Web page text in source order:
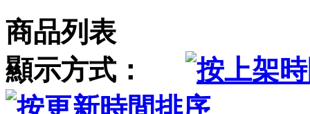
商品列表
顯示方式：